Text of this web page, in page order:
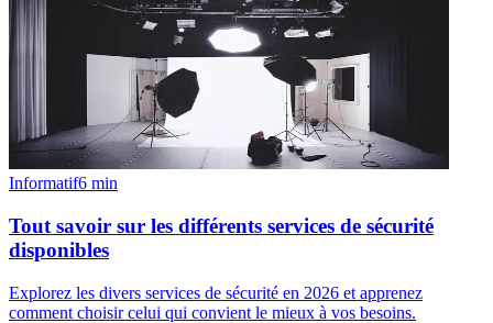
Informatif6 min
Tout savoir sur les différents services de sécurité
disponibles
Explorez les divers services de sécurité en 2026 et apprenez
comment choisir celui qui convient le mieux à vos besoins.